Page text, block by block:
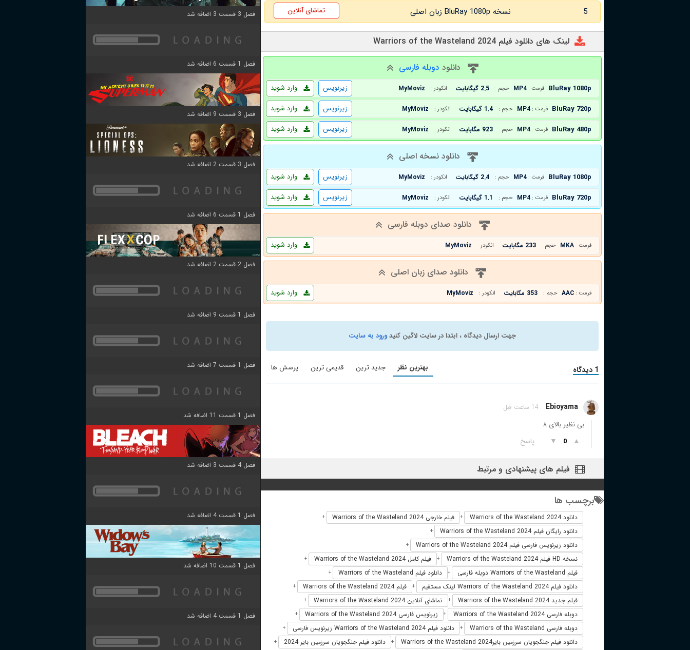
5 نسخه BluRay 1080p زبان اصلی تماشای آنلاین
لینک های دانلود فیلم Warriors of the Wasteland 2024
دانلود دوبله فارسی
BluRay 1080p فرمت : MP4 حجم : 2.5 گیگابایت انکودر : MyMoviz وارد شوید
زیرنویس
BluRay 720p فرمت : MP4 حجم : 1.4 گیگابایت انکودر : MyMoviz وارد شوید
زیرنویس
BluRay 480p فرمت : MP4 حجم : 923 مگابایت انکودر : MyMoviz وارد شوید زیرنویس
دانلود نسخه اصلی
BluRay 1080p فرمت : MP4 حجم : 2.4 گیگابایت انکودر : MyMoviz وارد شوید
زیرنویس
BluRay 720p فرمت : MP4 حجم : 1.1 گیگابایت انکودر : MyMoviz وارد شوید زیرنویس
دانلود صدای دوبله فارسی
فرمت : MKA حجم : 233 مگابایت انکودر : MyMoviz وارد شوید
دانلود صدای زبان اصلی
فرمت : AAC حجم : 353 مگابایت انکودر : MyMoviz وارد شوید
جهت ارسال دیدگاه ، ابتدا در سایت لاگین کنیدورود به سایت
1 دیدگاه بهترین نظر جدید ترین قدیمی ترین پرسش ها
Ebioyama 14 ساعت قبل
بی نظیر بالای ۸
▲
0
▼ پاسخ
فیلم های پیشنهادی و مرتبط
برچسب ها
دانلود Warriors of the Wasteland 2024 + فیلم خارجی Warriors of the Wasteland 2024 +
دانلود رایگان فیلم Warriors of the Wasteland 2024 +
دانلود زیرنویس فارسی فیلم Warriors of the Wasteland 2024 +
نسخه HD فیلم Warriors of the Wasteland 2024 + فیلم کامل Warriors of the Wasteland 2024 +
فیلم Warriors of the Wasteland دوبله فارسی + دانلود فیلم Warriors of the Wasteland +
دانلود فیلم Warriors of the Wasteland 2024 لینک مستقیم + فیلم Warriors of the Wasteland 2024 +
فیلم جدید Warriors of the Wasteland 2024 + تماشای آنلاین Warriors of the Wasteland 2024 +
دوبله فارسی Warriors of the Wasteland 2024 + زیرنویس فارسی Warriors of the Wasteland 2024 +
دوبله فارسی Warriors of the Wasteland + دانلود فیلم Warriors of the Wasteland 2024 زیرنویس فارسی +
دانلود فیلم جنگجویان سرزمین بایرWarriors of the Wasteland 2024 + دانلود فیلم جنگجویان سرزمین بایر 2024 +
فصل 3 قسمت 3 اضافه شد
فصل 1 قسمت 6 اضافه شد
فصل 3 قسمت 9 اضافه شد
فصل 3 قسمت 2 اضافه شد
فصل 1 قسمت 6 اضافه شد
فصل 2 قسمت 2 اضافه شد
فصل 1 قسمت 9 اضافه شد
فصل 1 قسمت 7 اضافه شد
فصل 1 قسمت 11 اضافه شد
فصل 4 قسمت 3 اضافه شد
فصل 1 قسمت 4 اضافه شد
فصل 1 قسمت 10 اضافه شد
فصل 1 قسمت 4 اضافه شد